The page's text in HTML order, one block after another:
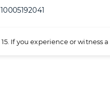
If you experience or